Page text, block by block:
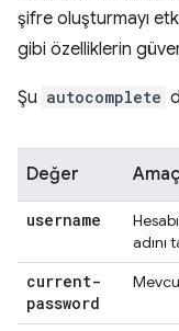
şifre oluşturmayı
gibi özelliklerin
Şu autocomplete
Değer Amaç
username
adını
current-
password